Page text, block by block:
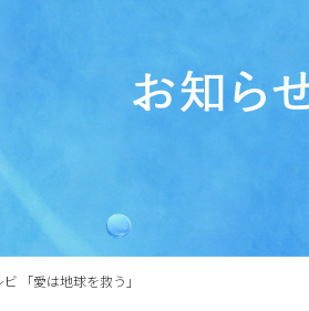
お知らせ
「愛は地球を救う」